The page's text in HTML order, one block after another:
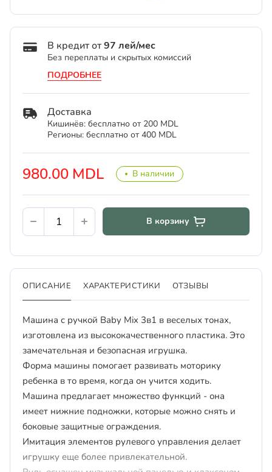
980.00 MDL В наличии
В кредит от97 лей/мес
Без переплаты и скрытых комиссий
ПОДРОБНЕЕ
Доставка
Кишинёв: бесплатно от 200 MDL
Регионы: бесплатно от 400 MDL
В корзину
ОПИСАНИЕ ХАРАКТЕРИСТИКИ ОТЗЫВЫ
Машина с ручкой Baby Mix 3в1 в веселых тонах,
изготовлена ​​из высококачественного пластика. Это
замечательная и безопасная игрушка.
Форма машины помогает развивать моторику
ребенка в то время, когда он учится ходить.
Машина предлагает множество функций - она ​​
имеет нижние подножки, которые можно снять и
боковые защитные ограждения.
Имитация элементов рулевого управления делает
игрушку еще более привлекательной.